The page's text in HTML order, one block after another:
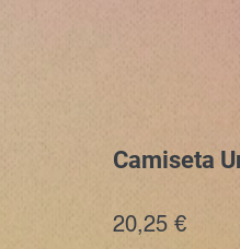
Camiseta
20,25 €Precio